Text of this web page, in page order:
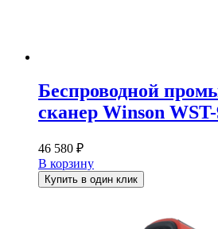
Беспроводной
сканер Winson
46 580 ₽
В корзину
Купить в один клик